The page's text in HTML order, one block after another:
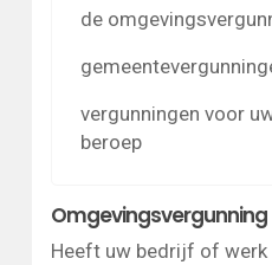
de
vergunningen voor
beroep
Omgevingsvergunning
Heeft uw bedrijf of werk